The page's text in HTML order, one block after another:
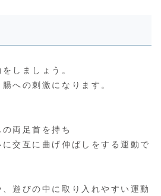
しましょう。
への刺激になります。
両足首を持ち
交互に曲げ伸ばしをする運動で
遊びの中に取り入れやすい運動